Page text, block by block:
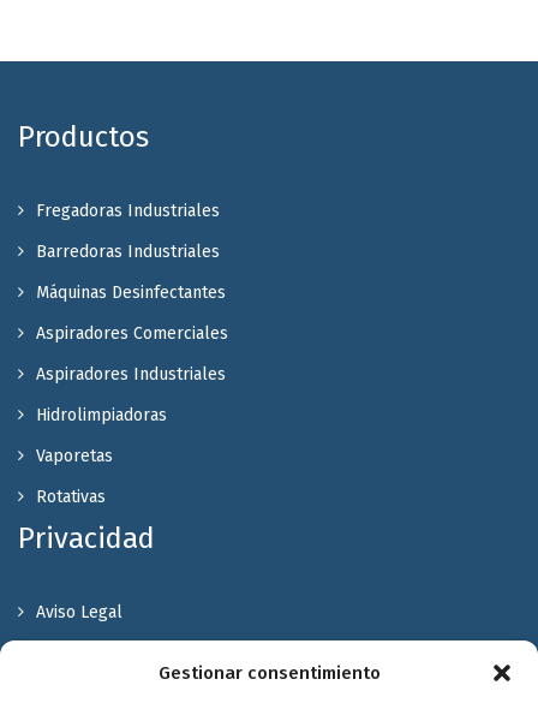
Gestionar consentimiento
Productos
Fregadoras Industriales
Barredoras Industriales
Máquinas Desinfectantes
Aspiradores Comerciales
Aspiradores Industriales
Hidrolimpiadoras
Vaporetas
Rotativas
Privacidad
Aviso Legal